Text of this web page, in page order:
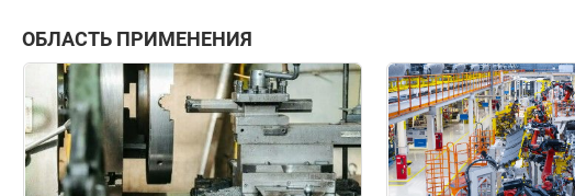
ОБЛАСТЬ ПРИМЕНЕНИЯ